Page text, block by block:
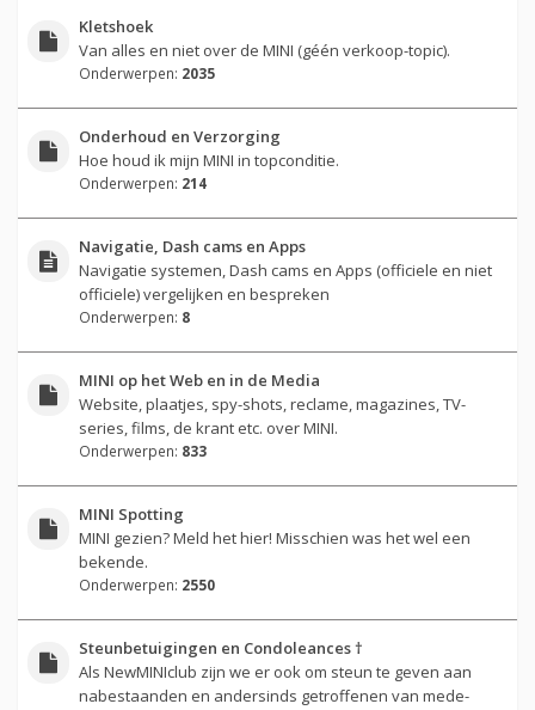
Kletshoek
Van alles en niet over de MINI (géén verkoop-topic).
Onderwerpen: 2035
Onderhoud en Verzorging
Hoe houd ik mijn MINI in topconditie.
Onderwerpen: 214
Navigatie, Dash cams en Apps
Navigatie systemen, Dash cams en Apps (officiele en niet
officiele) vergelijken en bespreken
Onderwerpen: 8
MINI op het Web en in de Media
Website, plaatjes, spy-shots, reclame, magazines, TV-
series, films, de krant etc. over MINI.
Onderwerpen: 833
MINI Spotting
MINI gezien? Meld het hier! Misschien was het wel een
bekende.
Onderwerpen: 2550
Steunbetuigingen en Condoleances †
Als NewMINIclub zijn we er ook om steun te geven aan
nabestaanden en andersinds getroffenen van mede-